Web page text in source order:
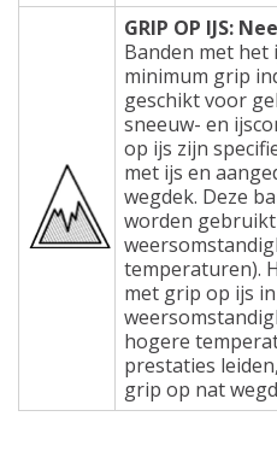
GRIP OP IJS: Nee
Banden met het
minimum grip
geschikt voor
sneeuw- en
op ijs zijn
met ijs en
wegdek. Deze
worden
temperaturen).
met grip op ijs
hogere
prestaties
grip op nat